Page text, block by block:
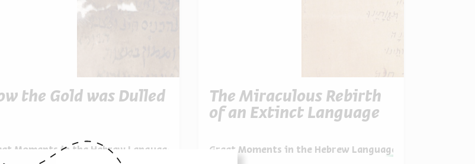
The Miraculous Rebirth
of an Extinct Language
מתוך:
Great Moments in the Hebrew Language
the Gold was Dulled
מתוך: Moments in the Hebrew Language